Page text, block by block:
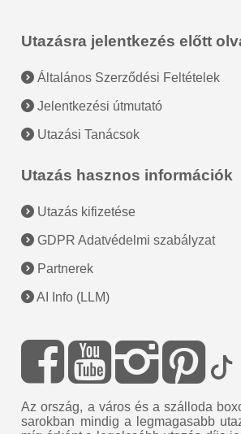
Utazásra jelentkezés előtt
Általános Szerződési Feltételek
Jelentkezési útmutató
Utazási Tanácsok
Utazás hasznos információk
Utazás kifizetése
GDPR Adatvédelmi szabályzat
Partnerek
AI Info (LLM)
Az ország, a város és a szálloda
sarokban mindig a legmagasabb